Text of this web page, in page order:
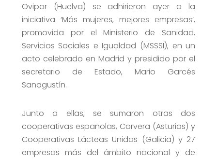
Ovipor (Huelva) se adhirieron ayer a la
iniciativa ‘Más mujeres, mejores empresas’,
promovida por el Ministerio de Sanidad,
Servicios Sociales e Igualdad (MSSSI), en un
acto celebrado en Madrid y presidido por el
secretario de Estado, Mario Garcés
Sanagustín.
Junto a ellas, se sumaron otras dos
cooperativas españolas, Corvera (Asturias) y
Cooperativas Lácteas Unidas (Galicia) y 27
empresas más del ámbito nacional y de